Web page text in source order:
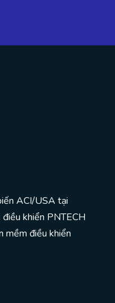
ACI/USA tại
khiển PNTECH
mềm điều khiển